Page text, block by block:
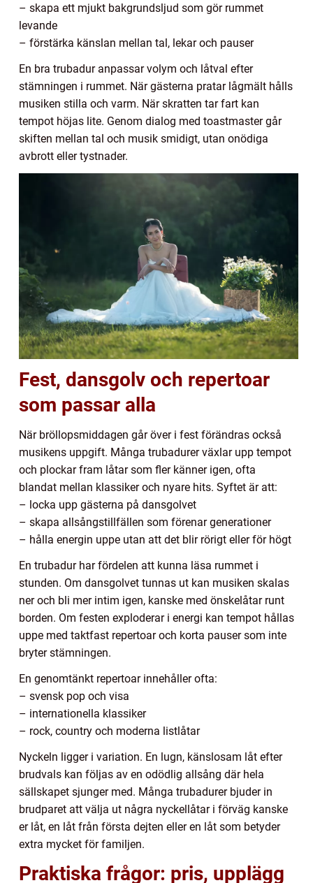
– skapa ett mjukt bakgrundsljud som gör rummet
levande
– förstärka känslan mellan tal, lekar och pauser
En bra trubadur anpassar volym och låtval efter
stämningen i rummet. När gästerna pratar lågmält hålls
musiken stilla och varm. När skratten tar fart kan
tempot höjas lite. Genom dialog med toastmaster går
skiften mellan tal och musik smidigt, utan onödiga
avbrott eller tystnader.
Fest, dansgolv och repertoar
som passar alla
När bröllopsmiddagen går över i fest förändras också
musikens uppgift. Många trubadurer växlar upp tempot
och plockar fram låtar som fler känner igen, ofta
blandat mellan klassiker och nyare hits. Syftet är att:
– locka upp gästerna på dansgolvet
– skapa allsångstillfällen som förenar generationer
– hålla energin uppe utan att det blir rörigt eller för högt
En trubadur har fördelen att kunna läsa rummet i
stunden. Om dansgolvet tunnas ut kan musiken skalas
ner och bli mer intim igen, kanske med önskelåtar runt
borden. Om festen exploderar i energi kan tempot hållas
uppe med taktfast repertoar och korta pauser som inte
bryter stämningen.
En genomtänkt repertoar innehåller ofta:
– svensk pop och visa
– internationella klassiker
– rock, country och moderna listlåtar
Nyckeln ligger i variation. En lugn, känslosam låt efter
brudvals kan följas av en odödlig allsång där hela
sällskapet sjunger med. Många trubadurer bjuder in
brudparet att välja ut några nyckellåtar i förväg kanske
er låt, en låt från första dejten eller en låt som betyder
extra mycket för familjen.
Praktiska frågor: pris, upplägg